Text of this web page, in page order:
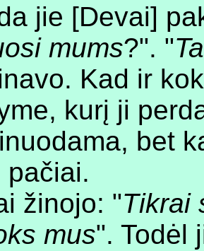
jie [Devai]
mums?". "
Kad ir
kurį ji
bet
pačiai.
žinojo: "Tikrai
mus". Todėl